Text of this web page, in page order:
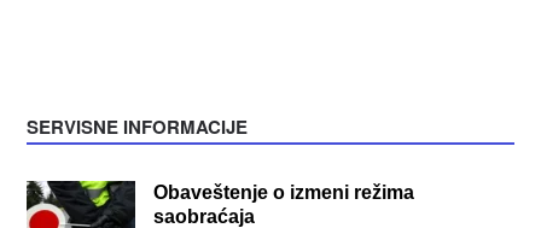
SERVISNE INFORMACIJE
Obaveštenje o izmeni režima
saobraćaja